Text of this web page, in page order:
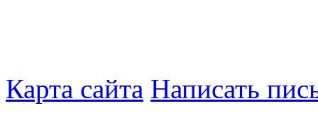
Карта сайта Написать